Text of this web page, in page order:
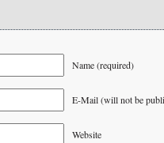
Name (required)
E-Mail (will not be
Website